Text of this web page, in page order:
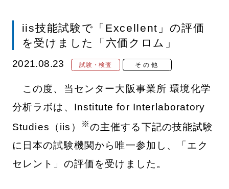
iis技能試験で「Excellent」の評価
を受けました「六価クロム」
2021.08.23 試験・検査 その他
この度、当センター大阪事業所 環境化学
分析ラボは、Institute for Interlaboratory
Studies（iis）
※の主催する下記の技能試験
に日本の試験機関から唯一参加し、「エク
セレント」の評価を受けました。